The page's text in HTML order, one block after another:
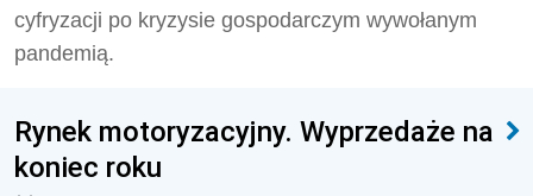
cyfryzacji po kryzysie gospodarczym wywołanym
pandemią.
Rynek motoryzacyjny. Wyprzedaże na
koniec roku